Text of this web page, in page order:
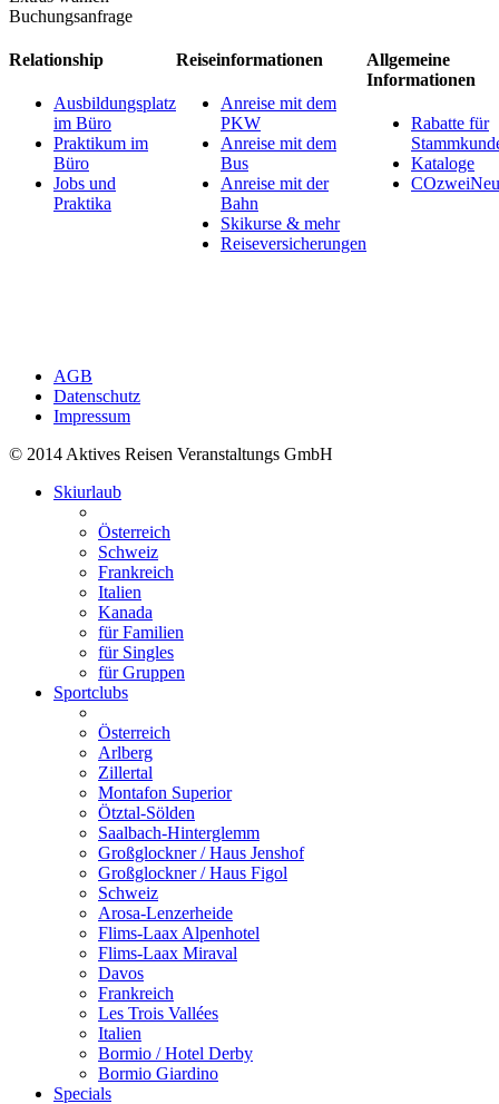
Buchungsanfrage
Relationship
Ausbildungsplatz
im Büro
Praktikum im
Büro
Jobs und
Praktika
Reiseinformationen
Anreise mit dem
PKW
Anreise mit dem
Bus
Anreise mit der
Bahn
Skikurse & mehr
Reiseversicherungen
Allgemeine
Informationen
Rabatte für
Kataloge
AGB
Datenschutz
Impressum
© 2014 Aktives Reisen Veranstaltungs GmbH
Skiurlaub
Österreich
Schweiz
Frankreich
Italien
Kanada
für Familien
für Singles
für Gruppen
Sportclubs
Österreich
Arlberg
Zillertal
Montafon Superior
Ötztal-Sölden
Saalbach-Hinterglemm
Großglockner / Haus Jenshof
Großglockner / Haus Figol
Schweiz
Arosa-Lenzerheide
Flims-Laax Alpenhotel
Flims-Laax Miraval
Davos
Frankreich
Les Trois Vallées
Italien
Bormio / Hotel Derby
Bormio Giardino
Specials